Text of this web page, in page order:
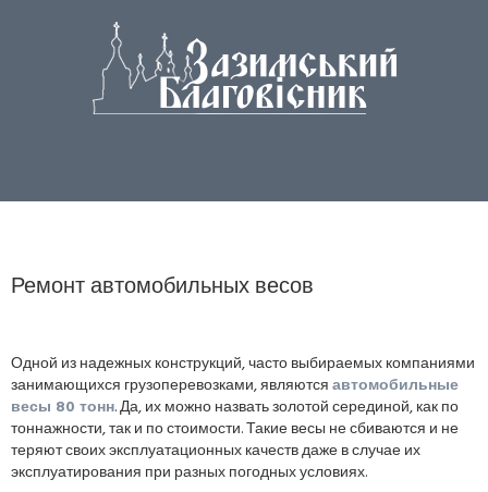
Ремонт автомобильных весов
Одной из надежных конструкций, часто выбираемых компаниями
занимающихся грузоперевозками, являютсяавтомобильные
весы 80 тонн. Да, их можно назвать золотой серединой, как по
тоннажности, так и по стоимости. Такие весы не сбиваются и не
теряют своих эксплуатационных качеств даже в случае их
эксплуатирования при разных погодных условиях.